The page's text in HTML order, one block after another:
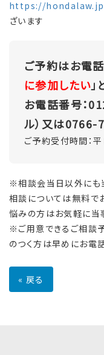
https://
ざいます
ご予約はお電話
に参加したい
お電話番号：
ル）又は
ご予約受付時間：平
※相談会当日以外にも
相談については無料で
悩みの方はお気軽に当
※ご用意できるご相談
のつく方は早めにお電
« 戻る